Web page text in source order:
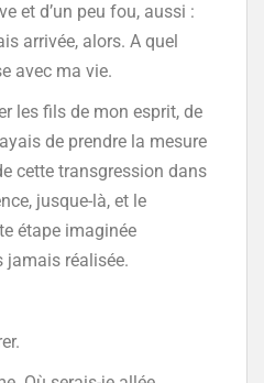
et d’un peu fou, aussi :
arrivée, alors. A quel
avec ma vie.
les fils de mon esprit, de
de prendre la mesure
cette transgression dans
jusque-là, et le
étape imaginée
jamais réalisée.